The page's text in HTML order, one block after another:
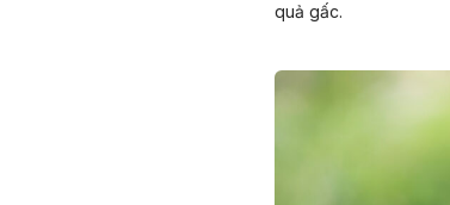
quả gấc.